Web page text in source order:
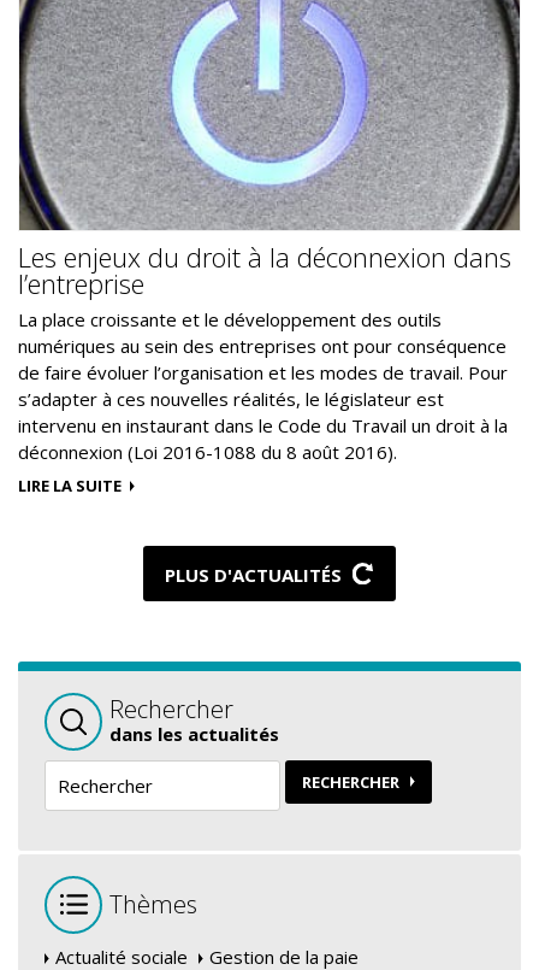
Les enjeux du droit à la déconnexion dans
l’entreprise
La place croissante et le développement des outils
numériques au sein des entreprises ont pour conséquence
de faire évoluer l’organisation et les modes de travail. Pour
s’adapter à ces nouvelles réalités, le législateur est
intervenu en instaurant dans le Code du Travail un droit à la
déconnexion (Loi 2016-1088 du 8 août 2016).
LIRE LA SUITE
PLUS D'ACTUALITÉS
Rechercher
dans les actualités
RECHERCHER
Thèmes
Actualité sociale
Gestion de la paie